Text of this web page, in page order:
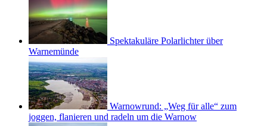
Spektakuläre Polarlichter über
Warnemünde
Warnowrund: „Weg für alle“ zum
joggen, flanieren und radeln um die Warnow